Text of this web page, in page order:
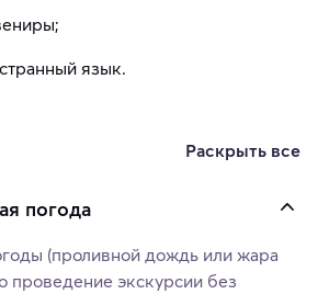
язык.
Раскрыть все
погода
(проливной дождь или жара
проведение экскурсии без